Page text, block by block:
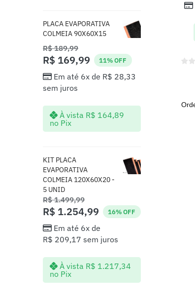
PLACA EVAPORATIVA
COLMEIA 90X60X15
R$189,99
R$ 169,99 11% OFF
Em até 6x de R$ 28,33
sem juros
À vista R$ 164,89
no Pix
KIT PLACA
EVAPORATIVA
COLMEIA 120X60X20 -
5 UNID
R$1.499,99
R$ 1.254,99 16% OFF
Em até 6x de
R$ 209,17 sem juros
À vista R$ 1.217,34
no Pix